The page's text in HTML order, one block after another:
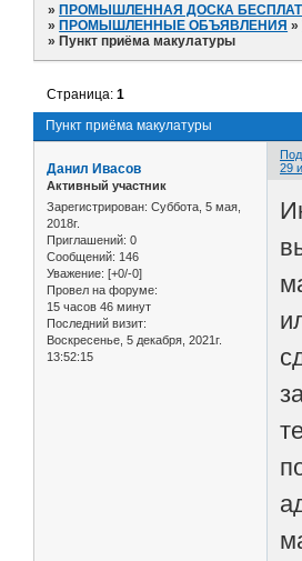
»ПРОМЫШЛЕННАЯ ДОСКА
»ПРОМЫШЛЕННЫЕ ОБЪЯВЛЕНИЯ »
»Пункт приёма макулатуры
Пункт приёма макулатуры
Страница:1
29
Данил Ивасов
Активный участник
Зарегистрирован: Суббота, 5 мая,
2018г.
Приглашений: 0
Сообщений: 146
Уважение: [+0/-0]
Провел на форуме:
15 часов 46 минут
Последний визит:
Воскресенье, 5 декабря, 2021г.
13:52:15